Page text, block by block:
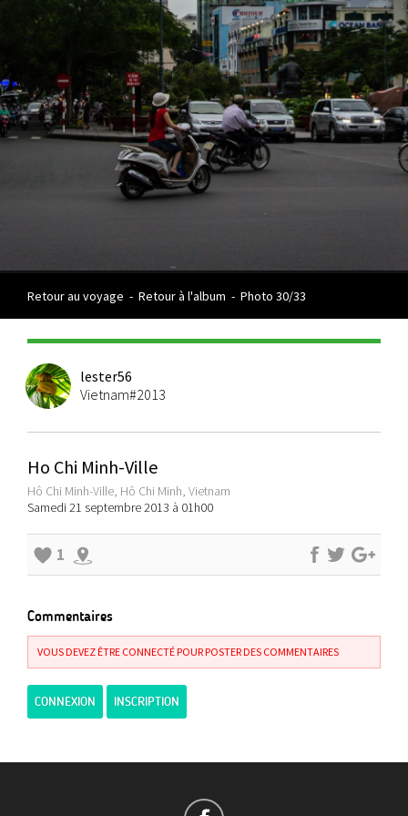
Retour au voyage - Retour à l'album - Photo 30/33
lester56
Vietnam#2013
Ho Chi Minh-Ville
Hô Chi Minh-Ville, Hô Chi Minh, Vietnam
Samedi 21 septembre 2013 à 01h00
1
Commentaires
VOUS DEVEZ ÊTRE CONNECTÉ POUR POSTER DES COMMENTAIRES
CONNEXION INSCRIPTION